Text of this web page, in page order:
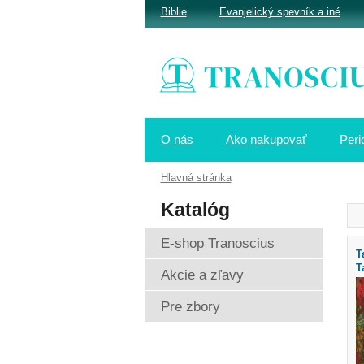
O nás Ako nakupovať
Katalóg
E-shop Tranoscius
Akcie a zľavy
Pre zbory
Biblie Evanjelický spevník a iné
Hlavná stránka